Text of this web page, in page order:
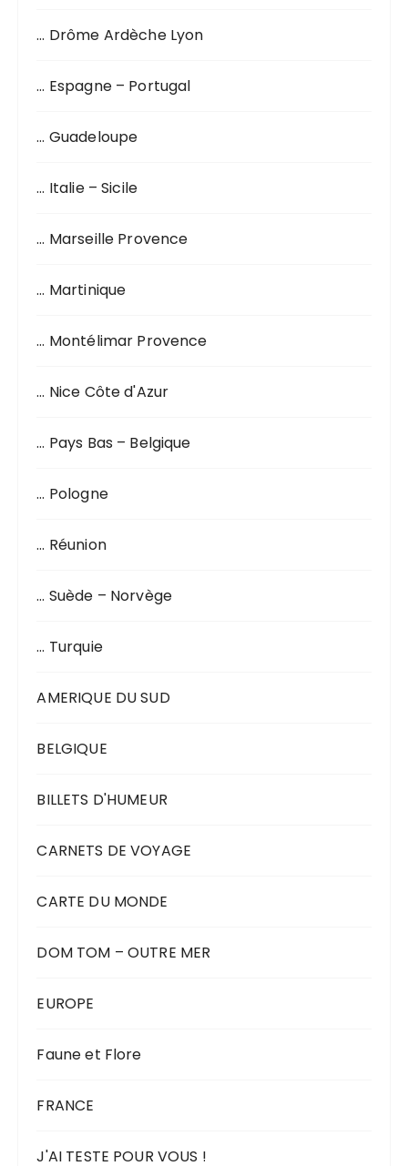
… Drôme Ardèche Lyon
… Espagne – Portugal
… Guadeloupe
… Italie – Sicile
… Marseille Provence
… Martinique
… Montélimar Provence
… Nice Côte d'Azur
… Pays Bas – Belgique
… Pologne
… Réunion
… Suède – Norvège
… Turquie
AMERIQUE DU SUD
BELGIQUE
BILLETS D'HUMEUR
CARNETS DE VOYAGE
CARTE DU MONDE
DOM TOM – OUTRE MER
EUROPE
Faune et Flore
FRANCE
J'AI TESTE POUR VOUS !